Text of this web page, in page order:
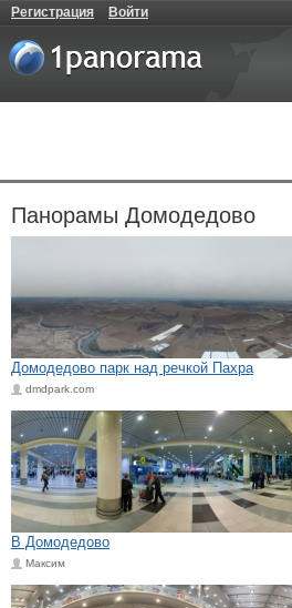
Регистрация Войти
Панорамы Домодедово
Домодедово парк над речкой Пахра
dmdpark.com
В Домодедово
Максим